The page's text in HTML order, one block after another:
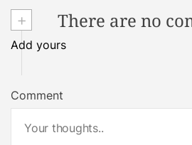
+ There are no
Add yours
Comment